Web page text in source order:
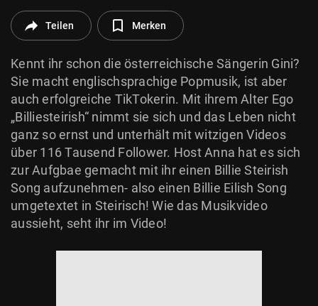
© Krone Multimedia GmbH & Co KG 2026
Muthgasse 2, 1190 Wien
Teilen Merken
Kennt ihr schon die österreichische Sängerin Gini?
Sie macht englischsprachige Popmusik, ist aber
auch erfolgreiche TikTokerin. Mit ihrem Alter Ego
„Billiesteirish“ nimmt sie sich und das Leben nicht
ganz so ernst und unterhält mit witzigen Videos
über 116 Tausend Follower. Host Anna hat es sich
zur Aufgbae gemacht mit ihr einen Billie Steirish
Song aufzunehmen- also einen Billie Eilish Song
umgetextet in Steirisch! Wie das Musikvideo
aussieht, seht ihr im Video!